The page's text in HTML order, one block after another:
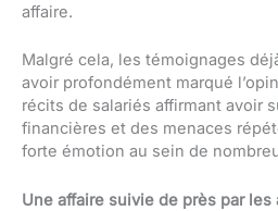
affaire.
Malgré cela, les témoignages
avoir profondément marqué
récits de salariés affirmant avoir
financières et des menaces
forte émotion au sein de
Une affaire suivie de près par les